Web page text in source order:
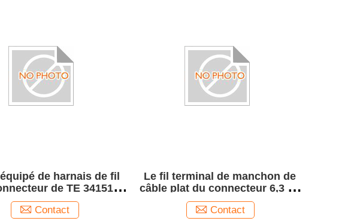
de harnais de fil
de TE 34151
Cable 7.94mm
Contact
Le fil terminal de manchon de
câble plat du connecteur 6,3 de
TE 735278-1 arment le câble
pour la batterie
Contact